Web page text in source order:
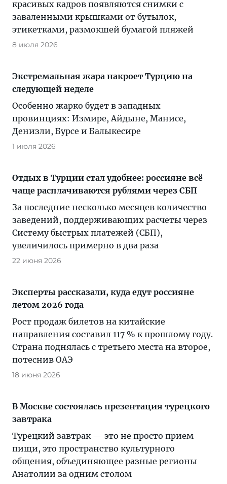
красивых кадров появляются снимки с
заваленными крышками от бутылок,
этикетками, размокшей бумагой пляжей
8 июля 2026
Экстремальная жара накроет Турцию на
следующей неделе
Особенно жарко будет в западных
провинциях: Измире, Айдыне, Манисе,
Денизли, Бурсе и Балыкесире
1 июля 2026
Отдых в Турции стал удобнее: россияне всё
чаще расплачиваются рублями через СБП
За последние несколько месяцев количество
заведений, поддерживающих расчеты через
Систему быстрых платежей (СБП),
увеличилось примерно в два раза
22 июня 2026
Эксперты рассказали, куда едут россияне
летом 2026 года
Рост продаж билетов на китайские
направления составил 117 % к прошлому году.
Страна поднялась с третьего места на второе,
потеснив ОАЭ
18 июня 2026
В Москве состоялась презентация турецкого
завтрака
Турецкий завтрак — это не просто прием
пищи, это пространство культурного
общения, объединяющее разные регионы
Анатолии за одним столом